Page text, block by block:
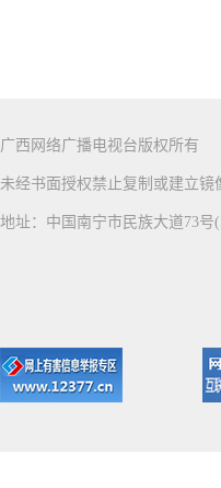
广西网络广播电视台版权所有
未经书面授权禁止复制或建立镜
地址：中国南宁市民族大道73号